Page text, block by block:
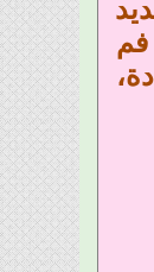
فم